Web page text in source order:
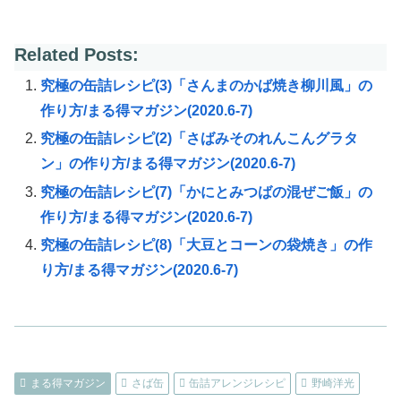
Related Posts:
究極の缶詰レシピ(3)「さんまのかば焼き柳川風」の
作り方/まる得マガジン(2020.6-7)
究極の缶詰レシピ(2)「さばみそのれんこんグラタ
ン」の作り方/まる得マガジン(2020.6-7)
究極の缶詰レシピ(7)「かにとみつばの混ぜご飯」の
作り方/まる得マガジン(2020.6-7)
究極の缶詰レシピ(8)「大豆とコーンの袋焼き」の作
り方/まる得マガジン(2020.6-7)
まる得マガジン さば缶 缶詰アレンジレシピ 野崎洋光